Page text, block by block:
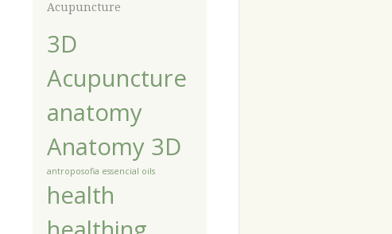
Acupuncture
3D
Acupuncture
anatomy
Anatomy 3D
antroposofia essencial oils
health